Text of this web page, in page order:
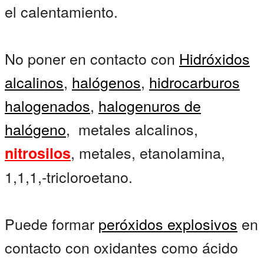
el calentamiento.
No poner en contacto con Hidróxidos
alcalinos, halógenos, hidrocarburos
halogenados, halogenuros de
halógeno, metales alcalinos,
nitrosilos, metales, etanolamina,
1,1,1,-tricloroetano.
Puede formar peróxidos explosivos en
contacto con oxidantes como ácido